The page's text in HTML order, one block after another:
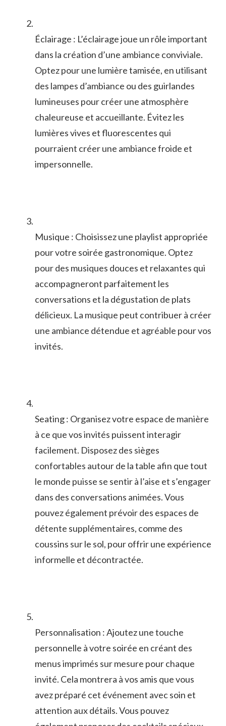
Éclairage : L’éclairage joue un rôle important
dans‌ la création d’une ambiance conviviale. ​
Optez pour une ⁣lumière tamisée, en utilisant
⁢des⁣ lampes d’ambiance ou des guirlandes
lumineuses pour créer une⁤ atmosphère
chaleureuse⁢ et accueillante. Évitez les
lumières vives et ‍fluorescentes qui
pourraient ⁤créer une ambiance froide et
impersonnelle.
Musique :⁣ Choisissez une playlist appropriée
⁤pour votre soirée gastronomique. Optez
pour des musiques douces et relaxantes qui
accompagneront parfaitement les
conversations et la dégustation de ⁣plats
⁣délicieux. La‌ musique peut contribuer à créer
une ambiance détendue et agréable pour vos
‍invités.
Seating : ​Organisez votre espace de manière
à ce ⁣que vos invités puissent interagir
facilement.⁢ Disposez des sièges
confortables ‌autour de ⁢la⁢ table afin que tout
⁣le monde puisse se sentir à l’aise et s’engager
dans des conversations‌ animées. Vous‌
pouvez également prévoir des espaces de
détente supplémentaires, comme des
coussins sur le sol, pour offrir une expérience
informelle⁤ et décontractée.
Personnalisation⁢ : Ajoutez⁤ une touche
personnelle ‍à votre soirée en⁢ créant des
menus imprimés sur‍ mesure pour chaque
invité. Cela ‌montrera à vos amis que vous⁤
avez préparé cet événement ‌avec soin et
attention aux détails. Vous pouvez